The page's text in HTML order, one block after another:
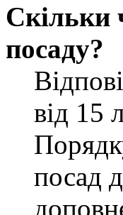
Скільки
посаду?
від 15
посад